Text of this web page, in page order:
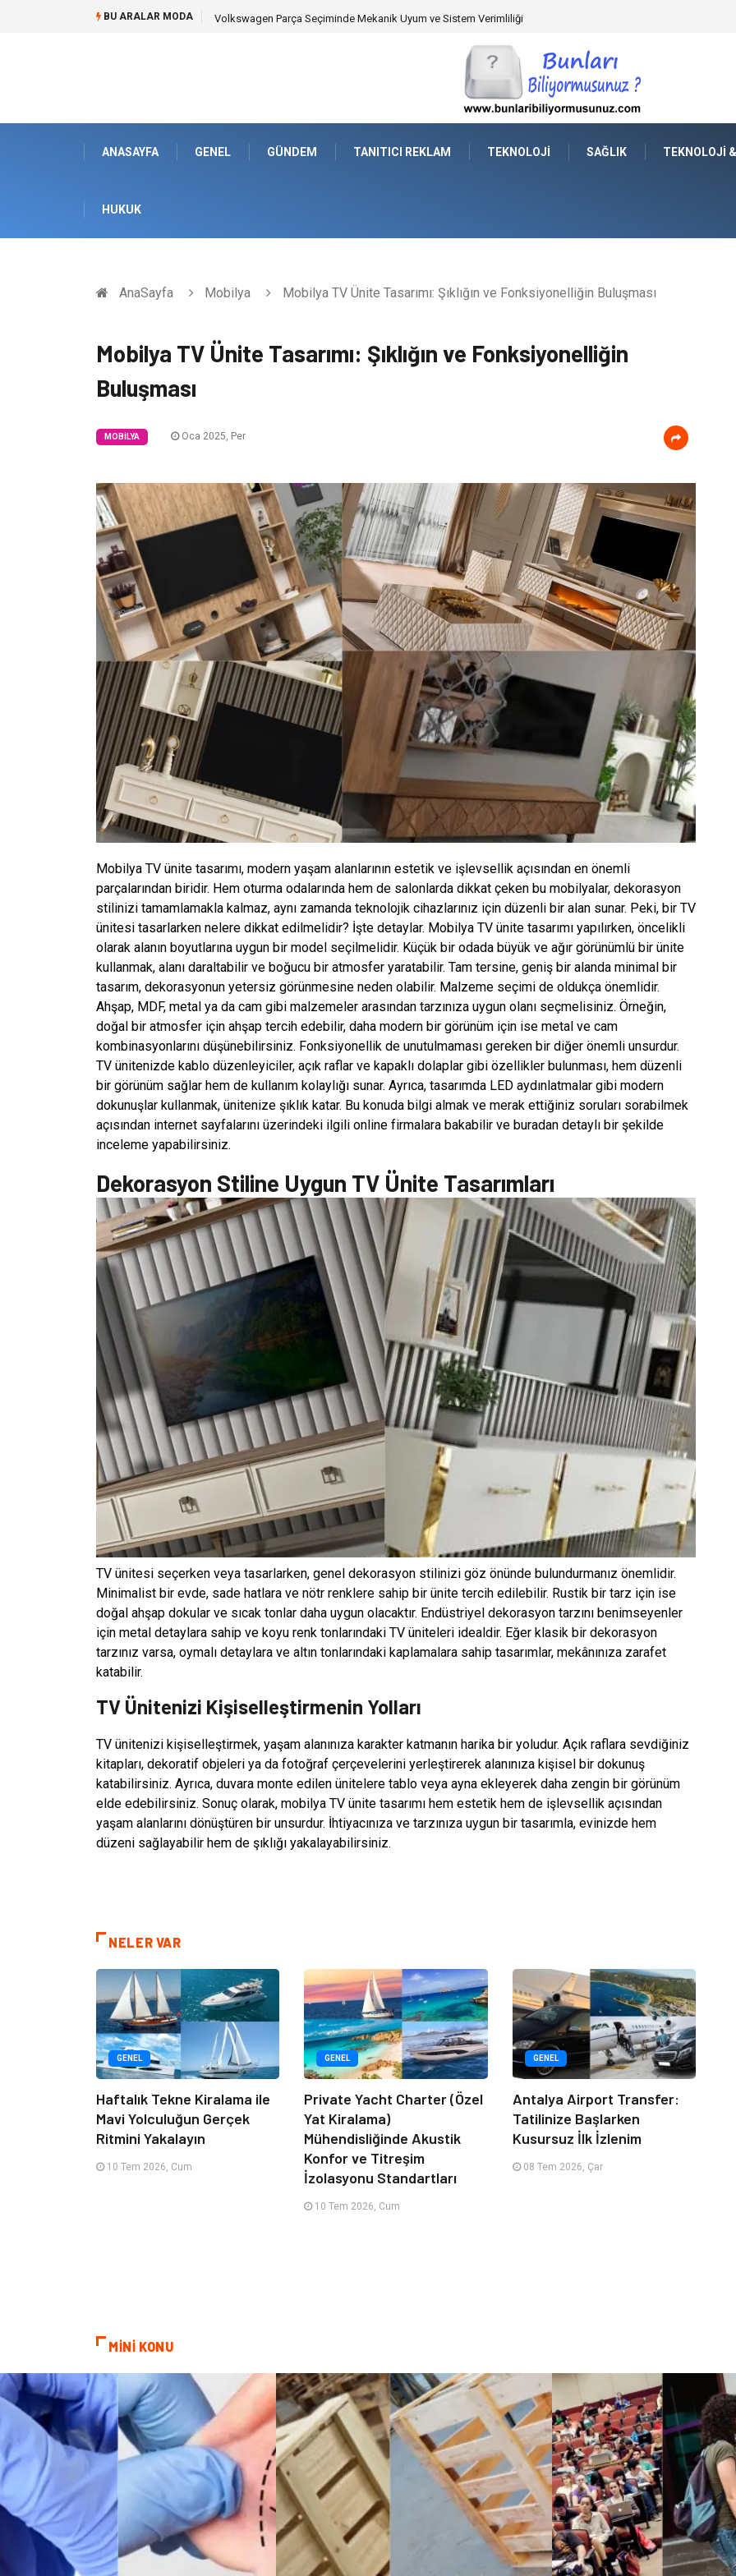
BU ARALAR MODA Best Wedding Photographer in Turkey Seçimi Nasıl Yapılmalı?
ANASAYFA GENEL GÜNDEM TANITICI REKLAM TEKNOLOJI SAĞLIK TEKNOLOJI
HUKUK
AnaSayfa Mobilya Mobilya TV Ünite Tasarımı: Şıklığın ve Fonksiyonelliğin Buluşması
Mobilya TV Ünite Tasarımı: Şıklığın ve Fonksiyonelliğin
Buluşması
MOBILYA Oca 2025, Per
Mobilya TV ünite tasarımı, modern yaşam alanlarının estetik ve işlevsellik açısından en önemli
parçalarından biridir. Hem oturma odalarında hem de salonlarda dikkat çeken bu mobilyalar, dekorasyon
stilinizi tamamlamakla kalmaz, aynı zamanda teknolojik cihazlarınız için düzenli bir alan sunar. Peki, bir TV
ünitesi tasarlarken nelere dikkat edilmelidir? İşte detaylar. Mobilya TV ünite tasarımı yapılırken, öncelikli
olarak alanın boyutlarına uygun bir model seçilmelidir. Küçük bir odada büyük ve ağır görünümlü bir ünite
kullanmak, alanı daraltabilir ve boğucu bir atmosfer yaratabilir. Tam tersine, geniş bir alanda minimal bir
tasarım, dekorasyonun yetersiz görünmesine neden olabilir. Malzeme seçimi de oldukça önemlidir.
Ahşap, MDF, metal ya da cam gibi malzemeler arasından tarzınıza uygun olanı seçmelisiniz. Örneğin,
doğal bir atmosfer için ahşap tercih edebilir, daha modern bir görünüm için ise metal ve cam
kombinasyonlarını düşünebilirsiniz. Fonksiyonellik de unutulmaması gereken bir diğer önemli unsurdur.
TV ünitenizde kablo düzenleyiciler, açık raflar ve kapaklı dolaplar gibi özellikler bulunması, hem düzenli
bir görünüm sağlar hem de kullanım kolaylığı sunar. Ayrıca, tasarımda LED aydınlatmalar gibi modern
dokunuşlar kullanmak, ünitenize şıklık katar. Bu konuda bilgi almak ve merak ettiğiniz soruları sorabilmek
açısından internet sayfalarını üzerindeki ilgili online firmalara bakabilir ve buradan detaylı bir şekilde
inceleme yapabilirsiniz.
Dekorasyon Stiline Uygun TV Ünite Tasarımları
TV ünitesi seçerken veya tasarlarken, genel dekorasyon stilinizi göz önünde bulundurmanız önemlidir.
Minimalist bir evde, sade hatlara ve nötr renklere sahip bir ünite tercih edilebilir. Rustik bir tarz için ise
doğal ahşap dokular ve sıcak tonlar daha uygun olacaktır. Endüstriyel dekorasyon tarzını benimseyenler
için metal detaylara sahip ve koyu renk tonlarındaki TV üniteleri idealdir. Eğer klasik bir dekorasyon
tarzınız varsa, oymalı detaylara ve altın tonlarındaki kaplamalara sahip tasarımlar, mekânınıza zarafet
katabilir.
TV Ünitenizi Kişiselleştirmenin Yolları
TV ünitenizi kişiselleştirmek, yaşam alanınıza karakter katmanın harika bir yoludur. Açık raflara sevdiğiniz
kitapları, dekoratif objeleri ya da fotoğraf çerçevelerini yerleştirerek alanınıza kişisel bir dokunuş
katabilirsiniz. Ayrıca, duvara monte edilen ünitelere tablo veya ayna ekleyerek daha zengin bir görünüm
elde edebilirsiniz. Sonuç olarak, mobilya TV ünite tasarımı hem estetik hem de işlevsellik açısından
yaşam alanlarını dönüştüren bir unsurdur. İhtiyacınıza ve tarzınıza uygun bir tasarımla, evinizde hem
düzeni sağlayabilir hem de şıklığı yakalayabilirsiniz.
NELER VAR
GENEL
Haftalık Tekne Kiralama ile
Mavi Yolculuğun Gerçek
Ritmini Yakalayın
10 Tem 2026, Cum
GENEL
Private Yacht Charter (Özel
Yat Kiralama)
Mühendisliğinde Akustik
Konfor ve Titreşim
İzolasyonu Standartları
10 Tem 2026, Cum
GENEL
Antalya Airport Transfer:
Tatilinize Başlarken
Kusursuz İlk İzlenim
08 Tem 2026, Çar
MİNİ KONU